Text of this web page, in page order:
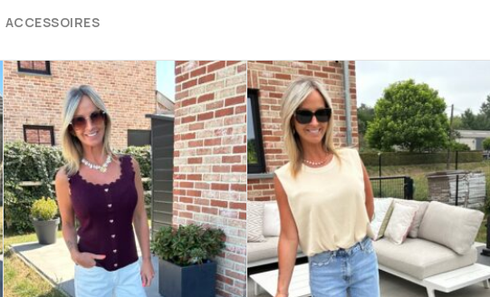
ACCESSOIRES